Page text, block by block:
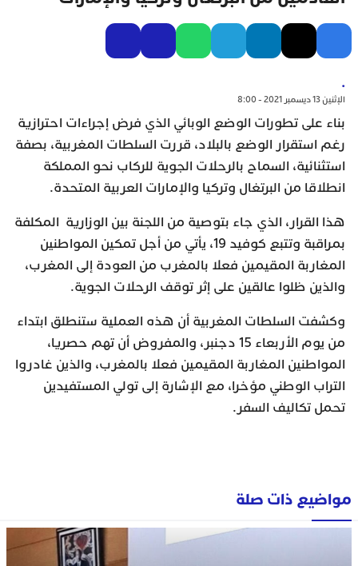
.
الإثنين 13 ديسمبر 2021 - 8:00
بناء على تطورات الوضع الوبائي الذي فرض إجراءات احترازية
رغم استقرار الوضع بالبلاد، قررت السلطات المغربية، بصفة
استثنائية، السماح بالرحلات الجوية للركاب نحو المملكة
انطلاقا من البرتغال وتركيا والإمارات العربية المتحدة.
هذا القرار، الذي جاء بتوصية من اللجنة بين الوزارية المكلفة
بمراقبة وتتبع كوفيد 19، يأتي من أجل تمكين المواطنين
المغاربة المقيمين فعلا بالمغرب من العودة إلى المغرب،
والذين ظلوا عالقين على إثر توقف الرحلات الجوية.
وكشفت السلطات المغربية أن هذه العملية ستنطلق ابتداء
من يوم الأربعاء 15 دجنبر، والمفروض أن تهم حصريا،
المواطنين المغاربة المقيمين فعلا بالمغرب، والذين غادروا
التراب الوطني مؤخرا، مع الإشارة إلى تولي المستفيدين
تحمل تكاليف السفر.
مواضيع ذات صلة